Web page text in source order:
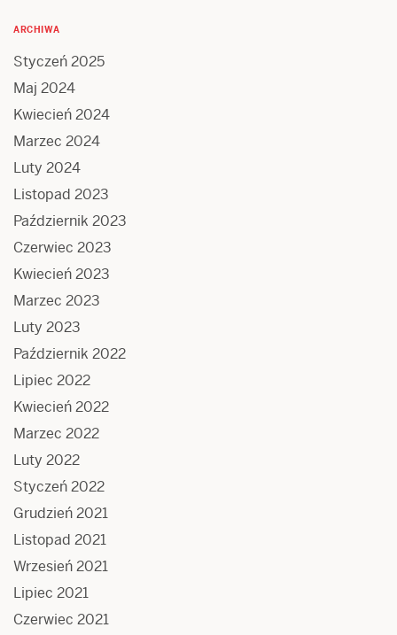
ARCHIWA
Styczeń 2025
Maj 2024
Kwiecień 2024
Marzec 2024
Luty 2024
Listopad 2023
Październik 2023
Czerwiec 2023
Kwiecień 2023
Marzec 2023
Luty 2023
Październik 2022
Lipiec 2022
Kwiecień 2022
Marzec 2022
Luty 2022
Styczeń 2022
Grudzień 2021
Listopad 2021
Wrzesień 2021
Lipiec 2021
Czerwiec 2021